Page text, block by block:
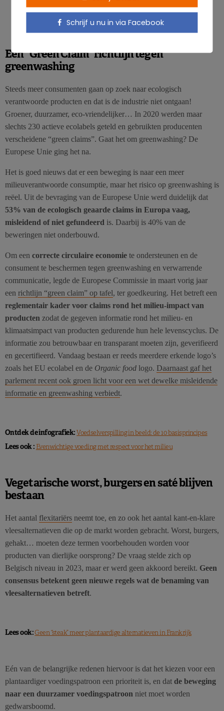
Een “Green Claim” richtlijn tegen
greenwashing
Steeds meer consumenten gaan op zoek naar ecologisch
verantwoorde producten en dat is de industrie niet ontgaan!
Groener, duurzamer, eco-vriendelijker… In 2020 werden maar
slechts 230 actieve ecolabels geteld en gebruikten producenten
verscheidene “green claims”. Gaat het om greenwashing? De
Europese Unie ging het na.
Het is goed nieuws dat er een beweging is naar een meer
milieuverantwoorde consumptie, maar het risico op greenwashing is
reëel. Uit de bevraging van de Europese Unie werd duidelijk dat
53% van de ecologisch geaarde claims in Europa vaag,
misleidend of niet gefundeerd is. Daarbij is 40% van de
beweringen niet onderbouwd.
Om een correcte circulaire economie te ondersteunen en de
consument te beschermen tegen greenwashing en verwarrende
communicatie, legde de Europese Commissie in maart vorig jaar
een richtlijn “green claim” op tafel, ter goedkeuring. Het betreft een
reglementair kader voor claims rond het milieu-impact van
producten zodat de gegeven informatie rond het milieu- en
klimaatsimpact van producten gedurende hun hele levenscyclus. De
informatie zou betrouwbaar en transparant moeten zijn, geverifieerd
en gecertifieerd. Vandaag bestaan er reeds meerdere erkende logo’s
zoals het EU ecolabel en de Organic food logo. Daarnaast gaf het
parlement recent ook groen licht voor een wet dewelke misleidende
informatie en greenwashing verbiedt.
Ontdek de infografiek:Voedselverspilling in beeld: de 10 basisprincipes
Lees ook : Evenwichtige voeding met respect voor het milieu
Vegetarische worst, burgers en saté blijven
bestaan
Het aantal flexitariërs neemt toe, en zo ook het aantal kant-en-klare
vleesalternatieven die op de markt worden gebracht. Worst, burgers,
gehakt… moeten deze termen voorbehouden worden voor
producten van dierlijke oorsprong? De vraag stelde zich op
Belgisch niveau in 2023, maar er werd geen akkoord bereikt. Geen
consensus betekent geen nieuwe regels wat de benaming van
vleesalternatieven betreft.
Lees ook:Geen “steak” meer plantaardige alternatieven in Frankrijk
Eén van de belangrijke redenen hiervoor is dat het kiezen voor een
plantaardiger voedingspatroon een prioriteit is, en dat de beweging
naar een duurzamer voedingspatroon niet moet worden
gedwarsboomd.
Schrijf u nu in via Facebook